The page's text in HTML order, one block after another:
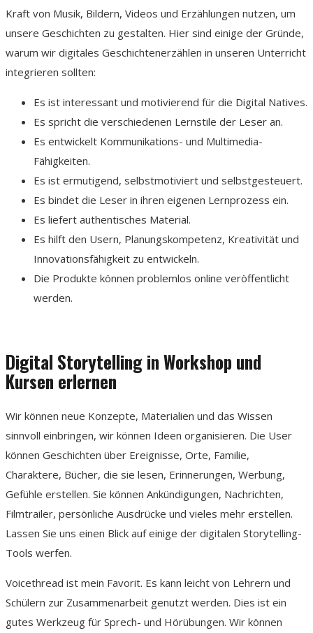
Kraft von Musik, Bildern, Videos und Erzählungen nutzen, um
unsere Geschichten zu gestalten. Hier sind einige der Gründe,
warum wir digitales Geschichtenerzählen in unseren Unterricht
integrieren sollten:
Es ist interessant und motivierend für die Digital Natives.
Es spricht die verschiedenen Lernstile der Leser an.
Es entwickelt Kommunikations- und Multimedia-
Fähigkeiten.
Es ist ermutigend, selbstmotiviert und selbstgesteuert.
Es bindet die Leser in ihren eigenen Lernprozess ein.
Es liefert authentisches Material.
Es hilft den Usern, Planungskompetenz, Kreativität und
Innovationsfähigkeit zu entwickeln.
Die Produkte können problemlos online veröffentlicht
werden.
Digital Storytelling in Workshop und
Kursen erlernen
Wir können neue Konzepte, Materialien und das Wissen
sinnvoll einbringen, wir können Ideen organisieren. Die User
können Geschichten über Ereignisse, Orte, Familie,
Charaktere, Bücher, die sie lesen, Erinnerungen, Werbung,
Gefühle erstellen. Sie können Ankündigungen, Nachrichten,
Filmtrailer, persönliche Ausdrücke und vieles mehr erstellen.
Lassen Sie uns einen Blick auf einige der digitalen Storytelling-
Tools werfen.
Voicethread ist mein Favorit. Es kann leicht von Lehrern und
Schülern zur Zusammenarbeit genutzt werden. Dies ist ein
gutes Werkzeug für Sprech- und Hörübungen. Wir können